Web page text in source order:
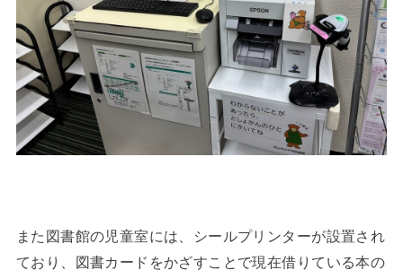
また図書館の児童室には、シールプリンターが設置され
ており、図書カードをかざすことで現在借りている本の